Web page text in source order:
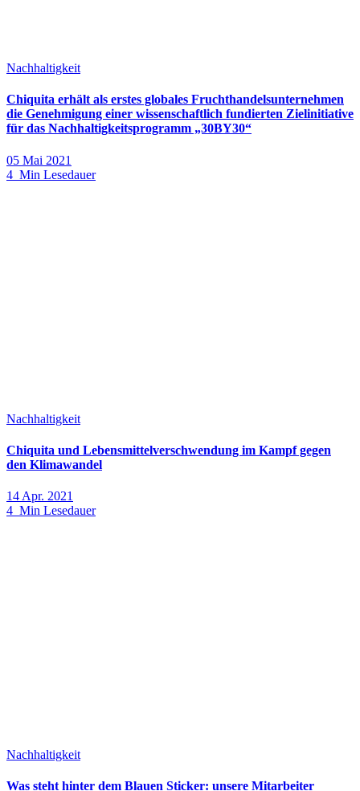
Nachhaltigkeit
Chiquita erhält als erstes globales Fruchthandelsunternehmen
die Genehmigung einer wissenschaftlich fundierten Zielinitiative
für das Nachhaltigkeitsprogramm „30BY30“
05 Mai 2021
4 Min Lesedauer
Nachhaltigkeit
Chiquita und Lebensmittelverschwendung im Kampf gegen
den Klimawandel
14 Apr. 2021
4 Min Lesedauer
Nachhaltigkeit
Was steht hinter dem Blauen Sticker: unsere Mitarbeiter